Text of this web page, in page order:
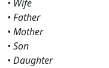
• Wife
• Father
• Mother
• Son
• Daughter